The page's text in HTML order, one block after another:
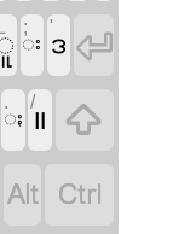
;
း
'ဒ 
.
ႏ
/။ 
 